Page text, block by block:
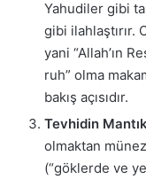
Yahudiler gibi
gibi ilahlaştırır.
yani “Allah’ın
ruh” olma
bakış açısıdır.
Tevhidin
olmaktan
(“göklerde ve